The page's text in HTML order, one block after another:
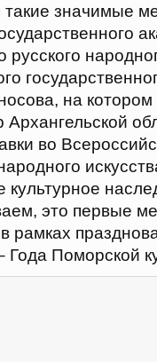
такие значимые
русского
на котором
во
это первые
рамках
Поморской